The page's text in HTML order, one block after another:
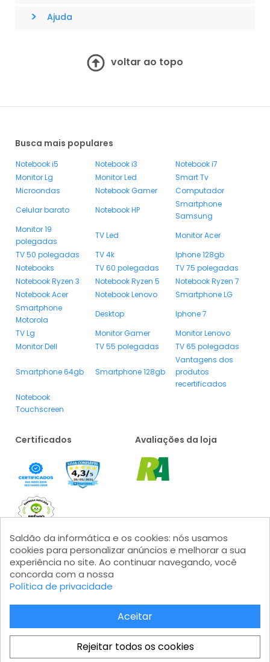
> Ajuda
voltar ao topo
Busca mais populares
Notebook i5 Notebook i3
Notebook i7
Monitor Lg
Monitor Led
Smart Tv
Microondas
Notebook Gamer
Computador
Celular barato
Notebook HP
Smartphone
Samsung
Monitor 19
polegadas
TV Led
Monitor Acer
TV 50 polegadas
TV 4k
Iphone 128gb
Notebooks
TV 60 polegadas
TV 75 polegadas
Notebook Ryzen 3
Notebook Ryzen 5
Notebook Ryzen 7
Notebook Acer
Notebook Lenovo
Smartphone LG
Smartphone
Motorola
Desktop
Iphone 7
TV Lg
Monitor Gamer
Monitor Lenovo
Monitor Dell
TV 55 polegadas TV 65 polegadas
Smartphone 64gb Smartphone 128gb
Vantagens dos
produtos
recertificados
Notebook
Touchscreen
Certificados Avaliações da loja
Formas de pagamento
Saldão da informática e os cookies: nós usamos
cookies para personalizar anúncios e melhorar a sua
experiência no site. Ao continuar navegando, você
concorda com a nossa
Política de privacidade
Aceitar
Rejeitar todos os cookies